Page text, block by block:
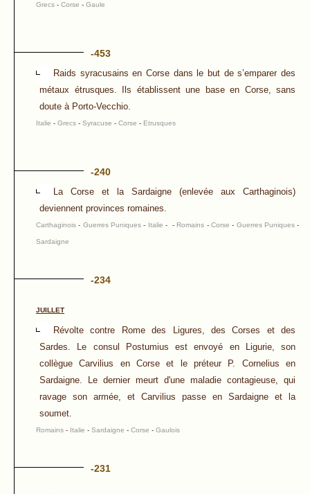
Grecs - Corse - Gaule
-453
Raids syracusains en Corse dans le but de s’emparer des
métaux étrusques. Ils établissent une base en Corse, sans
doute à Porto-Vecchio.
Italie - Grecs - Syracuse - Corse - Etrusques
-240
La Corse et la Sardaigne (enlevée aux Carthaginois)
deviennent provinces romaines.
Carthaginois - Guerres Puniques- Italie - - Romains - Corse - Guerres Puniques-
Sardaigne
-234
JUILLET
Révolte contre Rome des Ligures, des Corses et des
Sardes. Le consul Postumius est envoyé en Ligurie, son
collègue Carvilius en Corse et le préteur P. Cornelius en
Sardaigne. Le dernier meurt d'une maladie contagieuse, qui
ravage son armée, et Carvilius passe en Sardaigne et la
soumet.
Romains - Italie - Sardaigne - Corse - Gaulois
-231